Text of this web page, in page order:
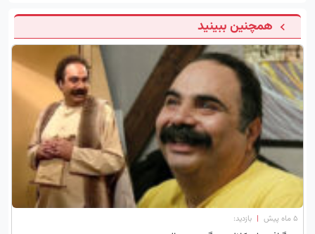
همچنین ببینید
۵ ماه پیش | بازدید: